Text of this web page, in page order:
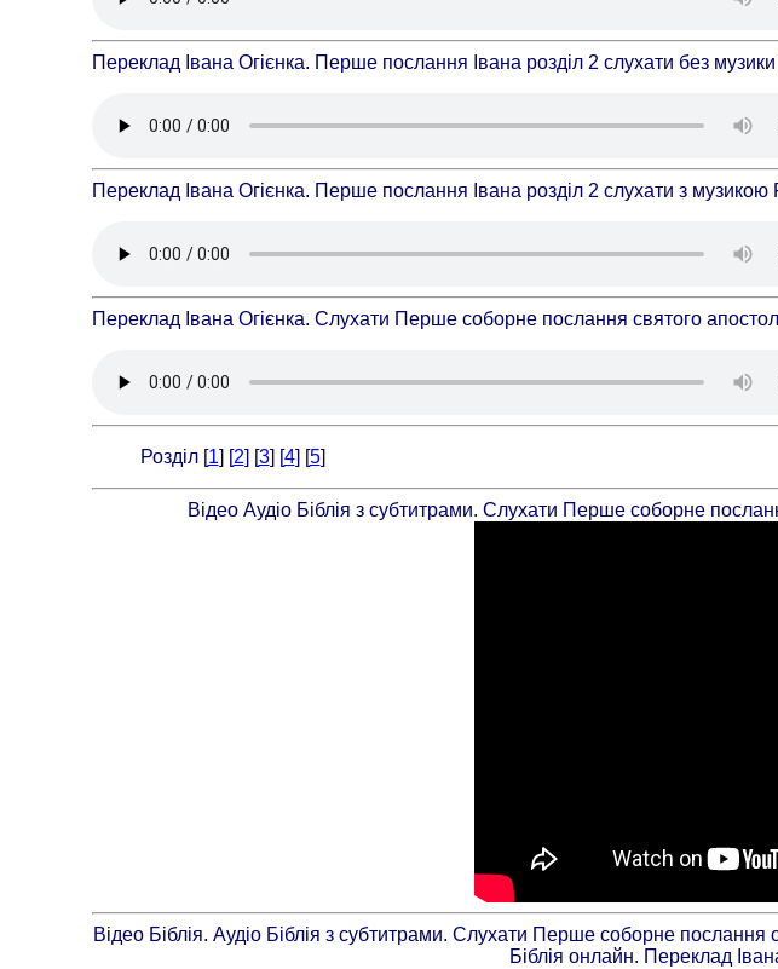
Переклад Івана Огієнка. Перше послання Івана розділ 2 слухати без
Переклад Івана Огієнка. Перше послання Івана розділ 2 слухати з музикою
Переклад Івана Огієнка. Слухати Перше соборне послання святого
Розділ [1] [2] [3] [4] [5]
Відео Аудіо Біблія з субтитрами. Слухати Перше соборне
Відео Біблія. Аудіо Біблія з субтитрами. Слухати Перше соборне послання
Біблія онлайн. Переклад